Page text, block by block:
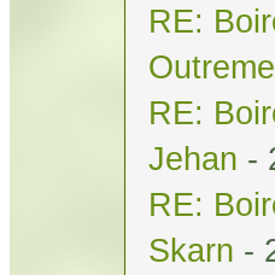
RE:
RE:
Jehan -
RE:
Skarn -